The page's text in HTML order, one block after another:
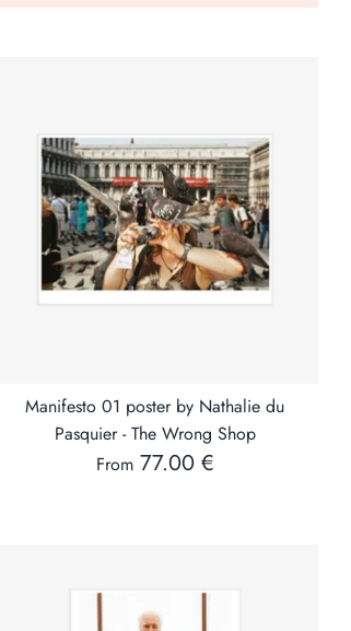
et la réalité, ou encore une
Manifesto 01 poster by Nathalie du
Pasquier - The Wrong Shop
From 77.00 €